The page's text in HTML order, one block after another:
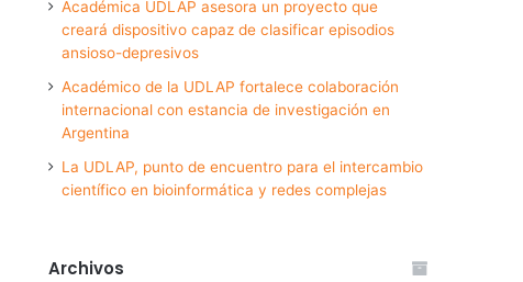
Académica UDLAP asesora un proyecto que
creará dispositivo capaz de clasificar episodios
ansioso-depresivos
Académico de la UDLAP fortalece colaboración
internacional con estancia de investigación en
Argentina
La UDLAP, punto de encuentro para el intercambio
científico en bioinformática y redes complejas
Archivos